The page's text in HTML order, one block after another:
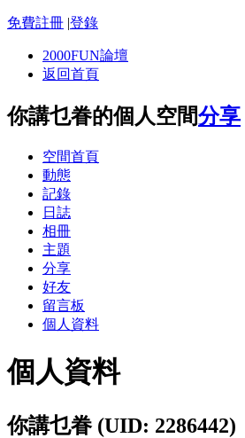
免費註冊 |登錄
2000FUN論壇
返回首頁
你講乜眷的個人空間分享
空間首頁
動態
記錄
日誌
相冊
主題
分享
好友
留言板
個人資料
個人資料
你講乜眷 (UID: 2286442)